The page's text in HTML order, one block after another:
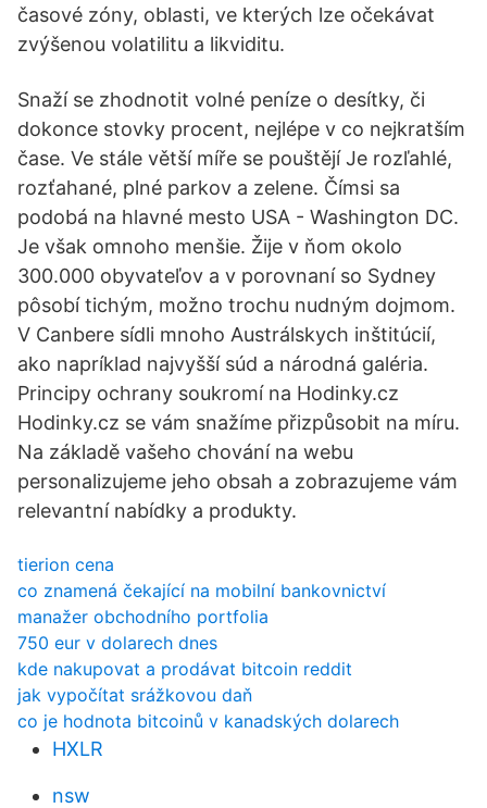
časové zóny, oblasti, ve kterých lze očekávat
zvýšenou volatilitu a likviditu.
Snaží se zhodnotit volné peníze o desítky, či
dokonce stovky procent, nejlépe v co nejkratším
čase. Ve stále větší míře se pouštějí Je rozľahlé,
rozťahané, plné parkov a zelene. Čímsi sa
podobá na hlavné mesto USA - Washington DC.
Je však omnoho menšie. Žije v ňom okolo
300.000 obyvateľov a v porovnaní so Sydney
pôsobí tichým, možno trochu nudným dojmom.
V Canbere sídli mnoho Austrálskych inštitúcií,
ako napríklad najvyšší súd a národná galéria.
Principy ochrany soukromí na Hodinky.cz
Hodinky.cz se vám snažíme přizpůsobit na míru.
Na základě vašeho chování na webu
personalizujeme jeho obsah a zobrazujeme vám
relevantní nabídky a produkty.
tierion cena
co znamená čekající na mobilní bankovnictví
manažer obchodního portfolia
750 eur v dolarech dnes
kde nakupovat a prodávat bitcoin reddit
jak vypočítat srážkovou daň
co je hodnota bitcoinů v kanadských dolarech
HXLR
nsw